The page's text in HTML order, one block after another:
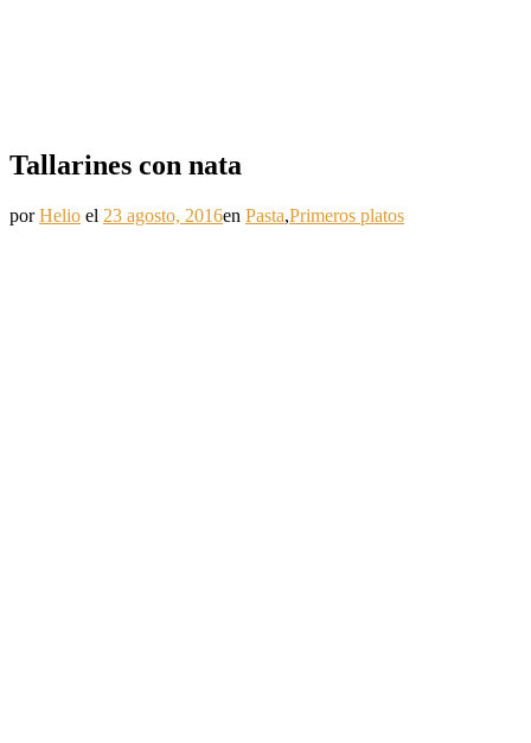
Tallarines con nata
porHelio el 23 agosto, 2016en Pasta,Primeros platos